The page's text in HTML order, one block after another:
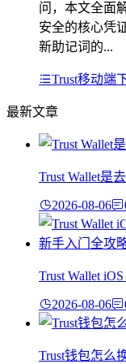
问，本文全面
安全的核心凭
新助记词的...
Trust移动端
最新文章
Trust Wallet是
2026-08-06
Trust Wallet
2026-08-06
Trust钱包怎么